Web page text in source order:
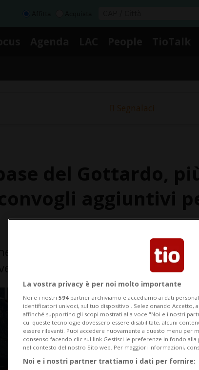
Segnalaci
al venerdì, sarà prevista una
La vostra privacy è per noi molto importante
Noi e i nostri 594 partner archiviamo e accediamo ai dati
identificatori univoci, sul tuo dispositivo . Selezionando Accetto,
affinché supportino gli scopi mostrati alla voce "Noi e i nostri
cui queste tecnologie dovessero essere disabilitate, alcuni
essere rilevanti. Puoi accedere nuovamente a questo menu per
consenso facendo clic sul link Gestisci le preferenze in fondo
nel contesto del nostro Sito web. Per maggiori informazioni,
Noi e i nostri partner trattiamo i dati per fornire: